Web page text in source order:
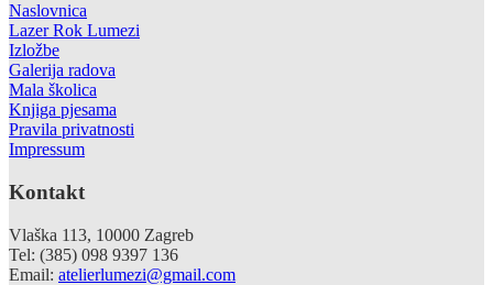
Naslovnica
Lazer Rok Lumezi
Izložbe
Galerija radova
Mala školica
Knjiga pjesama
Pravila privatnosti
Impressum
Kontakt
Vlaška 113, 10000 Zagreb
Tel: (385) 098 9397 136
Email: atelierlumezi@gmail.com